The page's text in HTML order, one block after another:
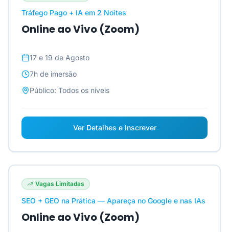
Tráfego Pago + IA em 2 Noites
Online ao Vivo (Zoom)
17 e 19 de Agosto
7h de imersão
Público: Todos os níveis
Ver Detalhes e Inscrever
Vagas Limitadas
SEO + GEO na Prática — Apareça no Google e nas IAs
Online ao Vivo (Zoom)